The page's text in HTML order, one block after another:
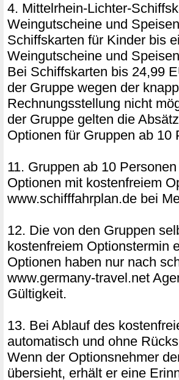
4. Mittelrhein-Lichter-
Weingutscheine und
Schiffskarten für Kinder bis
Weingutscheine und
Bei Schiffskarten bis 24,99
der Gruppe wegen der
Rechnungsstellung nicht
der Gruppe gelten die
Optionen für Gruppen ab 10
11. Gruppen ab 10
Optionen mit kostenfreiem
www.schifffahrplan.de bei
12. Die von den Gruppen
kostenfreiem Optionstermin
Optionen haben nur nach
www.germany-travel.net
Gültigkeit.
13. Bei Ablauf des
automatisch und ohne
Wenn der Optionsnehmer
übersieht, erhält er eine